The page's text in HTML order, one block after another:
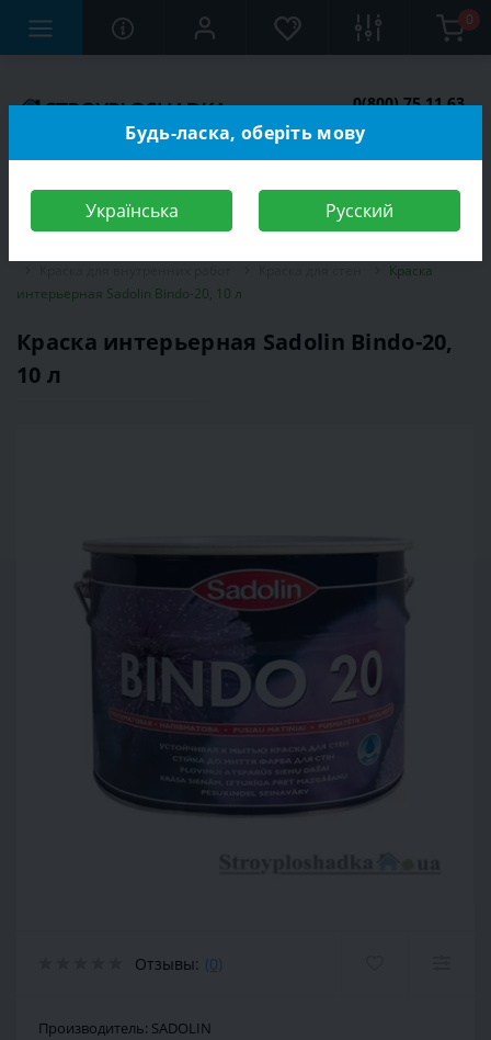
0
0(800) 75 11 63
Краска
интерьерная Sadolin Bindo-20, 10 л
Краска интерьерная Sadolin Bindo-20,
10 л
Отзывы: (0)
Производитель: SADOLIN
Будь-ласка, оберіть мову
Українська Русский